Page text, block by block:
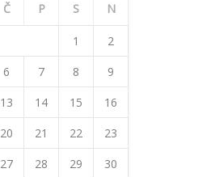
Č P S N
1
2
6 7 8
9
13 14 15
16
20 21 22
23
27 28 29
30